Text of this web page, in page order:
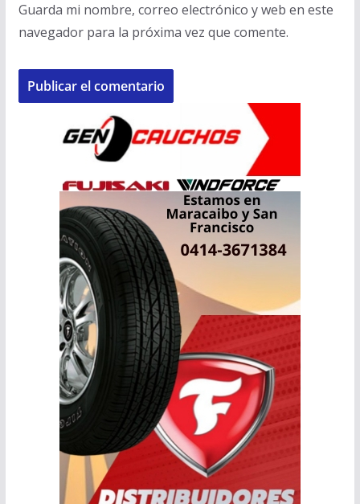
Guarda mi nombre, correo electrónico y web en este
navegador para la próxima vez que comente.